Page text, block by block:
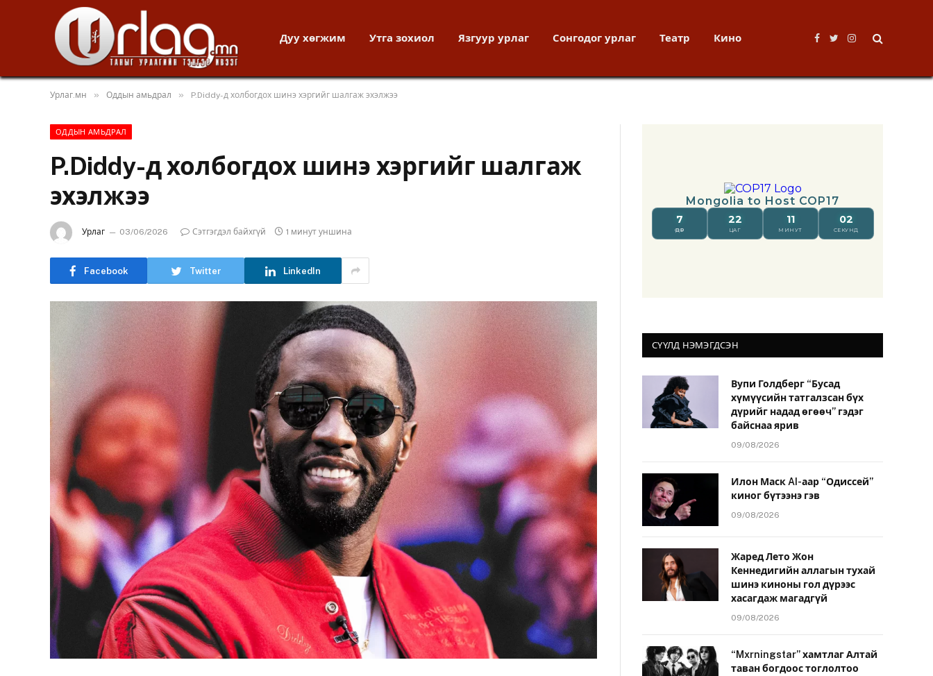
Дуу хөгжим Утга зохиол Язгуур урлаг Сонгодог урлаг Театр Кино
Facebook
TwitterInstagram
Урлаг.мн » Оддын амьдрал » P.Diddy-д холбогдох шинэ хэргийг шалгаж эхэлжээ
ОДДЫН АМЬДРАЛ
P.Diddy-д холбогдох шинэ хэргийг шалгаж
эхэлжээ
Урлаг 03/06/2026 Сэтгэгдэл байхгүй 1 минут уншина
Facebook Twitter LinkedIn
СҮҮЛД НЭМЭГДСЭН
Вупи Голдберг “Бусад
хүмүүсийн татгалзсан бүх
дүрийг надад өгөөч” гэдэг
байснаа ярив
09/08/2026
Илон Маск AI-аар “Одиссей”
киног бүтээнэ гэв
09/08/2026
Жаред Лето Жон
Кеннедигийн аллагын тухай
шинэ киноны гол дүрээс
хасагдаж магадгүй
09/08/2026
“Mxrningstar” хамтлаг Алтай
таван богдоос тоглолтоо